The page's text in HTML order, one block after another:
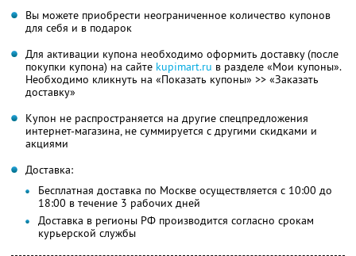
Вы можете приобрести неограниченное количество купонов
для себя и в подарок
Для активации купона необходимо оформить доставку (после
покупки купона) на сайте kupimart.ru в разделе «Мои купоны».
Необходимо кликнуть на «Показать купоны» >> «Заказать
доставку»
Купон не распространяется на другие спецпредложения
интернет-магазина, не суммируется с другими скидками и
акциями
Доставка:
Бесплатная доставка по Москве осуществляется с 10:00 до
18:00 в течение 3 рабочих дней
Доставка в регионы РФ производится согласно срокам
курьерской службы